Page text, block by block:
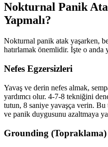
Nokturnal Panik
Yapmalı?
Nokturnal panik atak yaşarken,
hatırlamak önemlidir. İşte o anda
Nefes Egzersizleri
Yavaş ve derin nefes almak,
yardımcı olur. 4-7-8 tekniğini
tutun, 8 saniye yavaşça verin. Bu
ve panik duygusunu azaltmaya
Grounding